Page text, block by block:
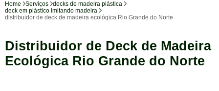
Home Serviços
decks de madeira plástica
deck em plástico imitando madeira
distribuidor de deck de madeira ecológica Rio Grande do Norte
Distribuidor de Deck de Madeira
Ecológica Rio Grande do Norte